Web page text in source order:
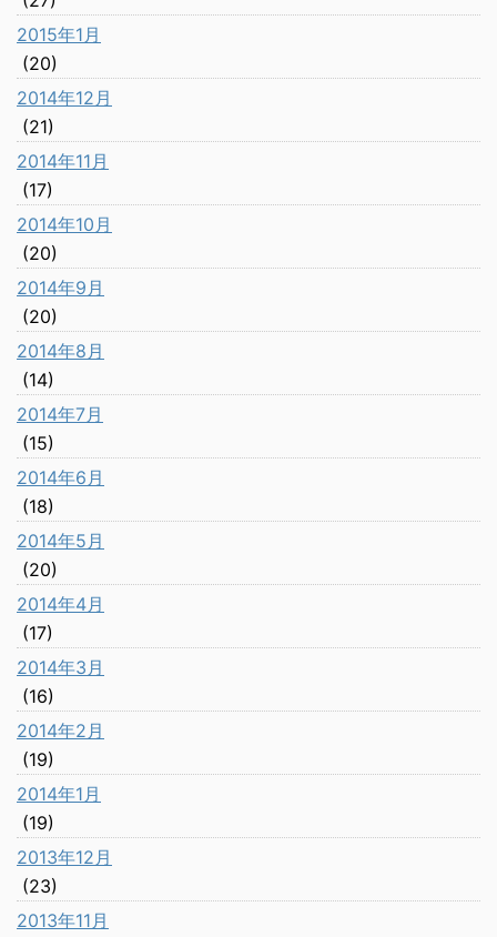
2015年1月
(20)
2014年12月
(21)
2014年11月
(17)
2014年10月
(20)
2014年9月
(20)
2014年8月
(14)
2014年7月
(15)
2014年6月
(18)
2014年5月
(20)
2014年4月
(17)
2014年3月
(16)
2014年2月
(19)
2014年1月
(19)
2013年12月
(23)
2013年11月